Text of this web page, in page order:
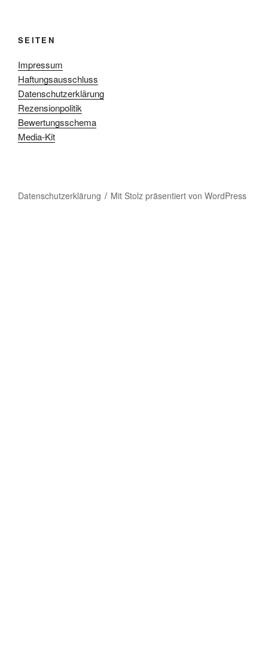
SEITEN
Impressum
Haftungsausschluss
Datenschutzerklärung
Rezensionpolitik
Bewertungsschema
Media-Kit
Datenschutzerklärung Mit Stolz präsentiert von WordPress